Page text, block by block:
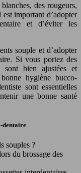
des rougeurs,
important d’adopter
et d’éviter les
souple et d’adopter
Si vous portez des
sont bien ajustées et
hygiène bucco-
sont essentielles
une bonne santé
dentaire
souples ?
du brossage des